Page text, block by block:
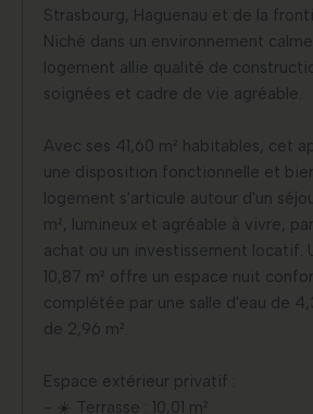
Strasbourg, Haguenau et de la
Niché dans un environnement
logement allie qualité de
soignées et cadre de vie agréable.
Avec ses 41,60 m² habitables, cet
une disposition fonctionnelle et
logement s'articule autour d'un
m², lumineux et agréable à vivre,
achat ou un investissement locatif.
10,87 m² offre un espace nuit
complétée par une salle d'eau de
de 2,96 m².
Espace extérieur privatif :
- ☀️ Terrasse : 10,01 m²